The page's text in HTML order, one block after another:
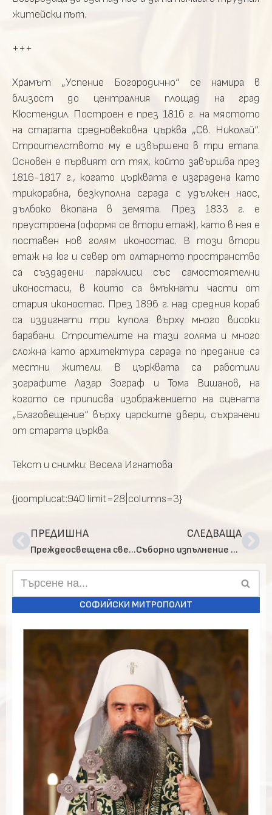
житейски път.
+++
Храмът „Успение Богородично“ се намира в
близост до централния площад на град
Кюстендил. Построен е през 1816 г. на мястото
на старата средновековна църква „Св. Николай“.
Строителството му е извършено в три етапа.
Основен е първият от тях, който завършва през
1816-1817 г., когато църквата е изградена като
трикорабна, безкуполна сграда с удължен наос,
дълбоко вкопана в земята. През 1833 г. е
преустроена (оформя се втори етаж), като в нея е
поставен нов голям иконостас. В този втори
етаж на юг и север от олтарното пространство
са създадени параклиси със самостоятелни
иконостаси, в които са вмъкнати части от
стария иконостас. През 1896 г. над средния кораб
са издигнати три купола върху много високи
барабани. Строителите на тази голяма и много
сложна като архитектура сграда по предание са
местни жители. В църквата са работили
зографите Лазар Зограф и Тома Вишанов, на
когото се приписва изображението на сцената
„Благовещение“ върху царските двери, съхранени
от старата църква.
Текст и снимки: Весела Игнатова
{joomplucat:940 limit=28|columns=3}
ПРЕДИШНА
Преждеосвещена света Литургия в гр. Самоков
СЛЕДВАЩА
Съборно изпълнение на Богородичния молебен канон в храм “ Покров Богородичен“, гр. Дупница
СОФИЙСКИ МИТРОПОЛИТ